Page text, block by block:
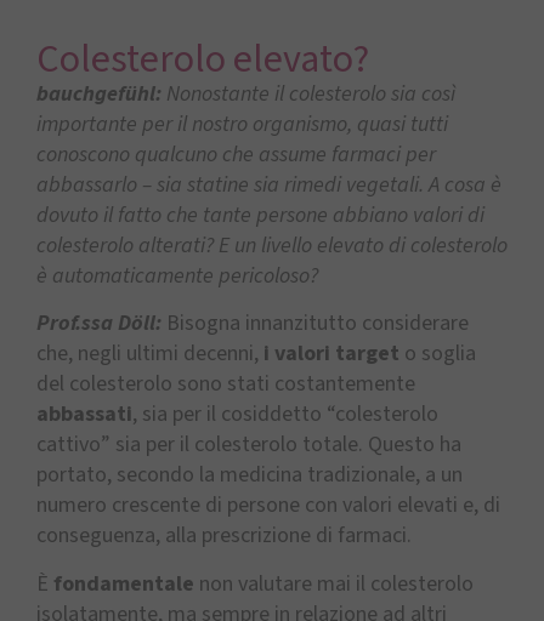
Colesterolo elevato?
bauchgefühl: Nonostante il colesterolo sia così
importante per il nostro organismo, quasi tutti
conoscono qualcuno che assume farmaci per
abbassarlo – sia statine sia rimedi vegetali. A cosa è
dovuto il fatto che tante persone abbiano valori di
colesterolo alterati? E un livello elevato di colesterolo
è automaticamente pericoloso?
Prof.ssa Döll: Bisogna innanzitutto considerare
che, negli ultimi decenni, i valori target o soglia
del colesterolo sono stati costantemente
abbassati, sia per il cosiddetto “colesterolo
cattivo” sia per il colesterolo totale. Questo ha
portato, secondo la medicina tradizionale, a un
numero crescente di persone con valori elevati e, di
conseguenza, alla prescrizione di farmaci.
È fondamentale non valutare mai il colesterolo
isolatamente, ma sempre in relazione ad altri